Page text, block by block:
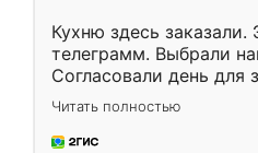
Кухню здесь
телеграмм. Выбрали
Согласовали день для
недели кухня была уже
довольны работой.
мебель за
Читать полностью